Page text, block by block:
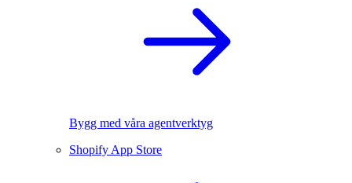
Bygg med våra agentverktyg
Shopify App Store